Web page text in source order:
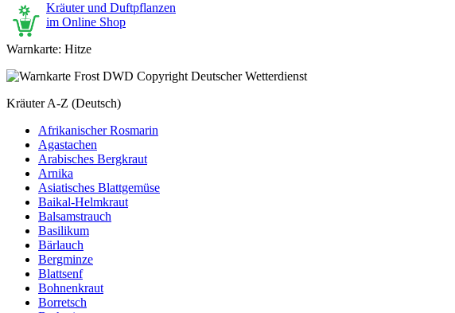
Kräuter und Duftpflanzen
im Online Shop
Warnkarte: Hitze
Kräuter A-Z (Deutsch)
Afrikanischer Rosmarin
Agastachen
Arabisches Bergkraut
Arnika
Asiatisches Blattgemüse
Baikal-Helmkraut
Balsamstrauch
Basilikum
Bärlauch
Bergminze
Blattsenf
Bohnenkraut
Borretsch